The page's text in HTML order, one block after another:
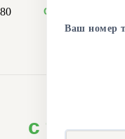
Ваш номер
с